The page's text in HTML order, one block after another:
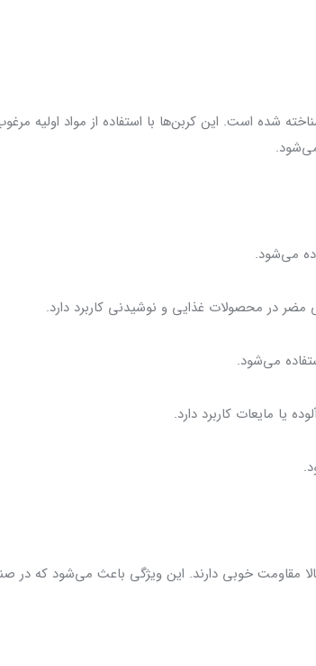
شده است. این کربن‌ها با استفاده از مواد اولیه
می‌شود.
مضر در محصولات غذایی و نوشیدنی کاربرد دارد.
می‌شود.
یا مایعات کاربرد دارد.
بالا مقاومت خوبی دارند. این ویژگی باعث می‌شود که